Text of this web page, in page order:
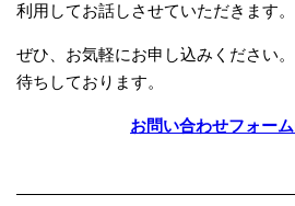
利用してお話しさせていただきます。
ぜひ、お気軽にお申し込みください
待ちしております。
お問い合わせフォー